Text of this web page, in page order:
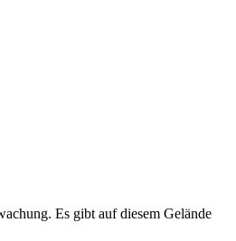
Es gibt auf diesem Gelände